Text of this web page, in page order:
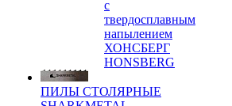
с
твердосплавным
напылением
ХОНСБЕРГ
HONSBERG
ПИЛЫ СТОЛЯРНЫЕ